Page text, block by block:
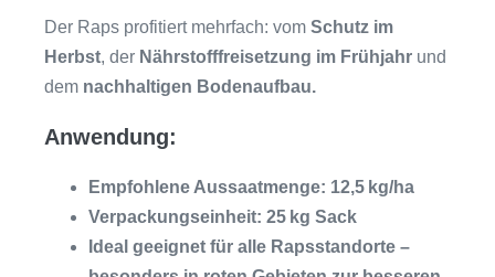
Der Raps profitiert mehrfach: vom Schutz im
Herbst, der Nährstofffreisetzung im Frühjahr und
dem nachhaltigen Bodenaufbau.
Anwendung:
Empfohlene Aussaatmenge: 12,5 kg/ha
Verpackungseinheit: 25 kg Sack
Ideal geeignet für alle Rapsstandorte –